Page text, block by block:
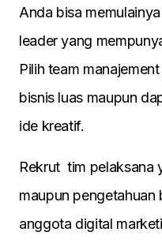
Anda bisa
leader yang
Pilih team
bisnis luas maupun
ide kreatif.
Rekrut tim pelaksana
maupun
anggota digital